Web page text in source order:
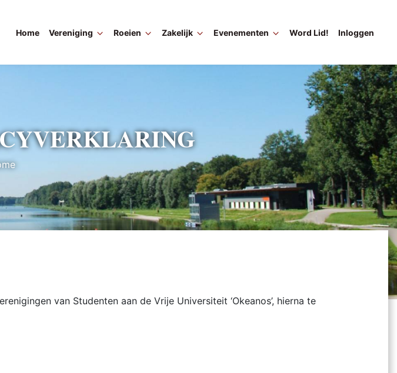
Home Vereniging Roeien Zakelijk Evenementen Word Lid! Inloggen
Kruimelpad
van Studenten aan de Vrije Universiteit ‘Okeanos’, hierna te